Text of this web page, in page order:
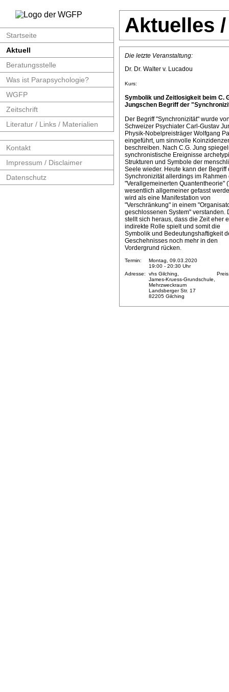
Startseite
Aktuell
Beratungsstelle
Was ist Parapsychologie?
WGFP
Zeitschrift
Literatur / Links / Materialien
Kontakt
Impressum / Disclaimer
Datenschutz
Aktuelles
Die letzte Veranstaltung:
Dr. Dr. Walter v. Lucadou
Kurs:
Symbolik und Zeitlosigkeit beim C.
Jungschen Begriff der
Der Begriff "Synchronizität" wurde
Schweizer Psychiater Carl-Gustav
Physik-Nobelpreisträger Wolfgang
eingeführt, um sinnvolle
beschreiben. Nach C.G. Jung
synchronistische Ereignisse
Strukturen und Symbole der
Seele wieder. Heute kann der Begriff
Synchronizität allerdings im Rahmen
"Verallgemeinerten Quantentheorie"
wesentlich allgemeiner gefasst
wird als eine Manifestation von
"Verschränkung" in einem
geschlossenen System" verstanden.
stellt sich heraus, dass die Zeit eher
indirekte Rolle spielt und somit die
Symbolik und Bedeutungshaftigkeit
Geschehnisses noch mehr in den
Vordergrund rücken.
Termin:
Montag, 09.03.2020
19:00 - 20:30 Uhr
Adresse:
vhs Gilching,
James-Kruess-Grundschule,
Mehrzweckraum
Landsberger Str. 17
82205 Gilching